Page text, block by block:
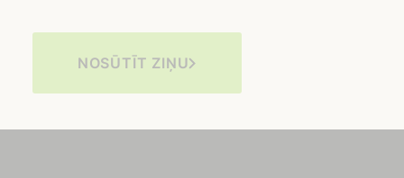
NOSŪTĪT ZIŅU